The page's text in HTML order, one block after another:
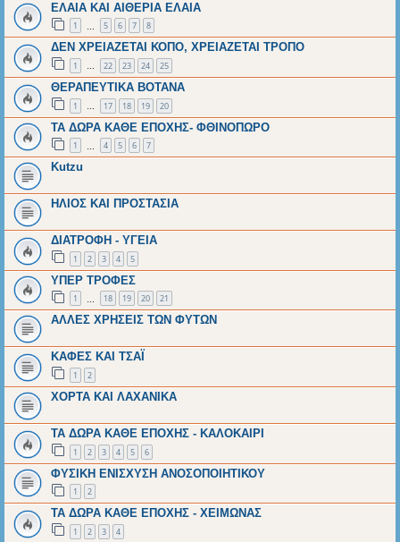
ΕΛΑΙΑ ΚΑΙ ΑΙΘΕΡΙΑ ΕΛΑΙΑ
1 5 6 7 8
ΔΕΝ ΧΡΕΙΑΖΕΤΑΙ ΚΟΠΟ, ΧΡΕΙΑΖΕΤΑΙ ΤΡΟΠΟ
1 … 22 23 24 25
ΘΕΡΑΠΕΥΤΙΚΑ ΒΟΤΑΝΑ
1 … 17 18 19 20
ΤΑ ΔΩΡΑ ΚΑΘΕ ΕΠΟΧΗΣ- ΦΘΙΝΟΠΩΡΟ
1 4 5 6 7
Kutzu
ΗΛΙΟΣ ΚΑΙ ΠΡΟΣΤΑΣΙΑ
ΔΙΑΤΡΟΦΗ - ΥΓΕΙΑ
1 2 3 4 5
ΥΠΕΡ ΤΡΟΦΕΣ
1 18 19 20 21
ΑΛΛΕΣ ΧΡΗΣΕΙΣ ΤΩΝ ΦΥΤΩΝ
ΚΑΦΕΣ ΚΑΙ ΤΣΑΪ
1 2
ΧΟΡΤΑ ΚΑΙ ΛΑΧΑΝΙΚΑ
ΤΑ ΔΩΡΑ ΚΑΘΕ ΕΠΟΧΗΣ - ΚΑΛΟΚΑΙΡΙ
1 2 3 4 5 6
ΦΥΣΙΚΗ ΕΝΙΣΧΥΣΗ ΑΝΟΣΟΠΟΙΗΤΙΚΟΥ
1 2
ΤΑ ΔΩΡΑ ΚΑΘΕ ΕΠΟΧΗΣ - ΧΕΙΜΩΝΑΣ
1 2 3 4